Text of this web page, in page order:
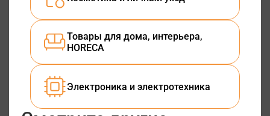
Товары для дома, интерьера,
HORECA
Электроника и электротехника